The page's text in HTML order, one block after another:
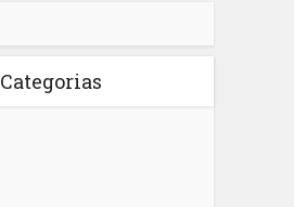
Categorias